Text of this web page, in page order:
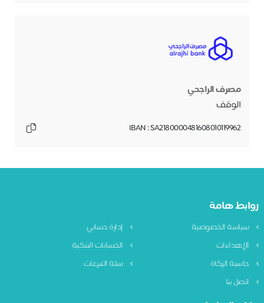
مصرف الراجحي
الوقف
IBAN : SA2180000481608010119962
روابط هامة
سياسة الخصوصية
إدارة حسابي
الإهداءات
الحسابات البنكية
حاسبة الزكاة
سلة التبرعات
اتصل بنا